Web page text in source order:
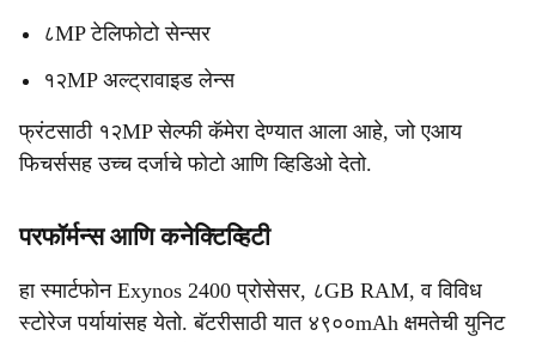
८MP टेलिफोटो सेन्सर
१२MP अल्ट्रावाइड लेन्स
फ्रंटसाठी १२MP सेल्फी कॅमेरा देण्यात आला आहे, जो एआय
फिचर्ससह उच्च दर्जाचे फोटो आणि व्हिडिओ देतो.
परफॉर्मन्स आणि कनेक्टिव्हिटी
हा स्मार्टफोन Exynos 2400 प्रोसेसर, ८GB RAM, व विविध
स्टोरेज पर्यायांसह येतो. बॅटरीसाठी यात ४९००mAh क्षमतेची युनिट